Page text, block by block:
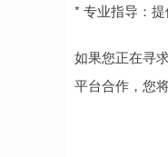
* 专业指导：提
如果您正在寻
平台合作，您